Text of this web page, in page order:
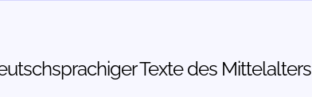
Texte des Mittelalters